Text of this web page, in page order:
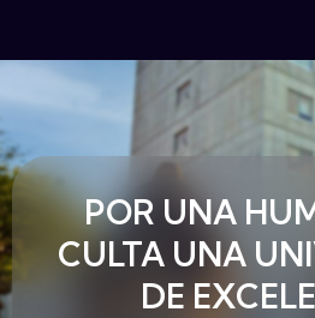
POR UNA
CULTA UNA
DE